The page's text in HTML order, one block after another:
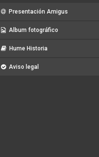
Presentación Amigus
Album fotográfico
Hume Historia
Aviso legal